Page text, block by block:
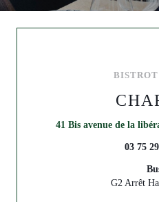
41 Bis avenue de la
03 75
G2 Arrêt